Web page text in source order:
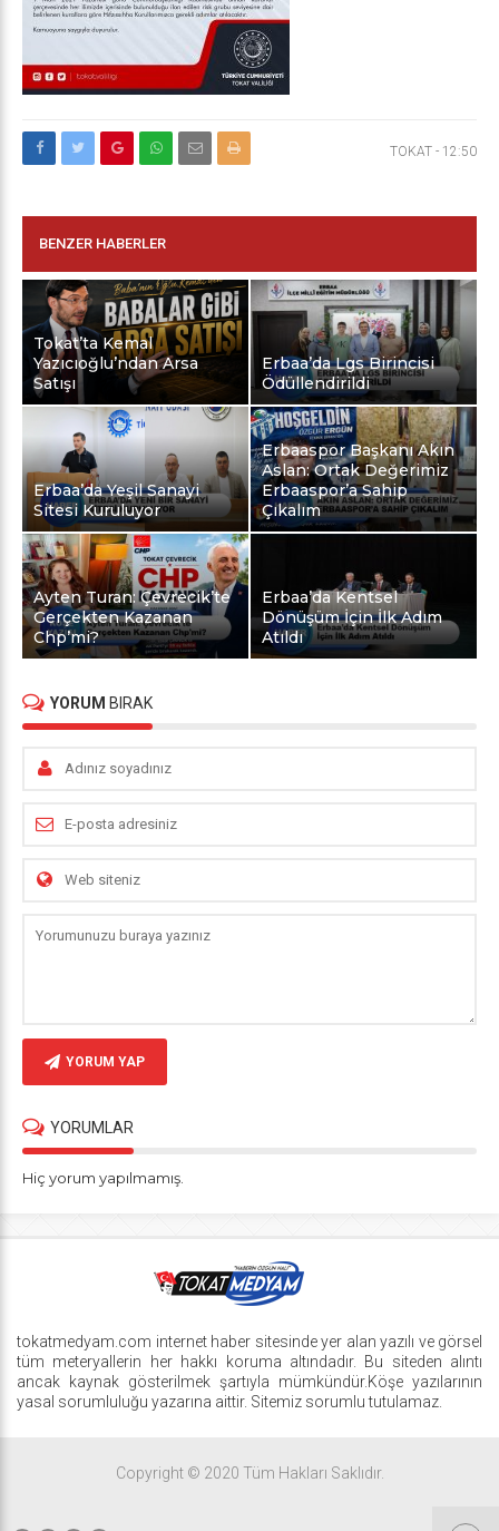
TOKAT - 12:50
BENZER HABERLER
Tokat’ta Kemal
Yazıcıoğlu’ndan Arsa
Satışı
Erbaa’da Lgs Birincisi
Ödüllendirildi
Erbaa’da Yeşil Sanayi
Sitesi Kuruluyor
Erbaaspor Başkanı Akın
Aslan: Ortak Değerimiz
Erbaaspor’a Sahip
Çıkalım
Ayten Turan: Çevrecik’te
Gerçekten Kazanan
Chp’mi?
Erbaa’da Kentsel
Dönüşüm İçin İlk Adım
Atıldı
YORUM BIRAK
YORUM YAP
YORUMLAR
Hiç yorum yapılmamış.
tokatmedyam.com internet haber sitesinde yer alan yazılı ve görsel
tüm meteryallerin her hakkı koruma altındadır. Bu siteden alıntı
ancak kaynak gösterilmek şartıyla mümkündür.Köşe yazılarının
yasal sorumluluğu yazarına aittir. Sitemiz sorumlu tutulamaz.
Copyright © 2020 Tüm Hakları Saklıdır.